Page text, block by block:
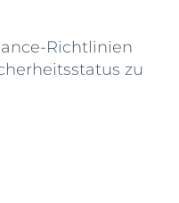
Richtlinien
zu